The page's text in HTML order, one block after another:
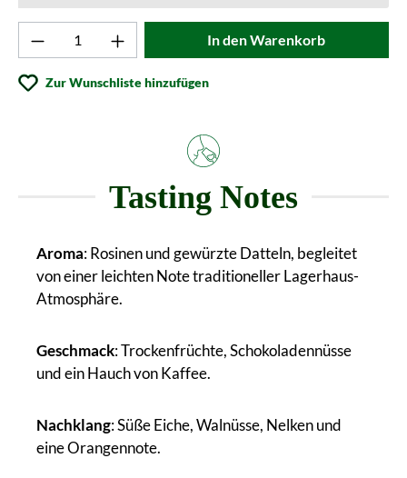
Produkt Anzahl: Gib den gewünschten
In den Warenkorb
Zur Wunschliste hinzufügen
Tasting Notes
Aroma: Rosinen und gewürzte Datteln, begleitet
von einer leichten Note traditioneller Lagerhaus-
Atmosphäre.
Geschmack: Trockenfrüchte, Schokoladennüsse
und ein Hauch von Kaffee.
Nachklang: Süße Eiche, Walnüsse, Nelken und
eine Orangennote.